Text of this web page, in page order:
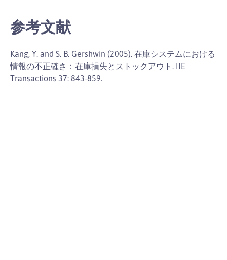
参考文献
Kang, Y. and S. B. Gershwin (2005). 在庫システムにおける
情報の不正確さ：在庫損失とストックアウト. IIE
Transactions 37: 843-859.